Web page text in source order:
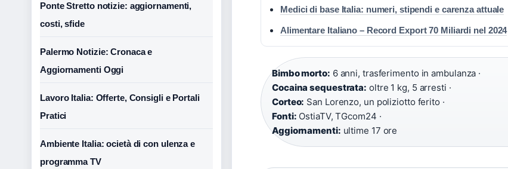
Medici di base Italia: numeri, stipendi e carenza attuale
Alimentare Italiano – Record Export 70 Miliardi nel 2024
Bimbo morto: 6 anni, trasferimento in ambulanza ·
Cocaina sequestrata: oltre 1 kg, 5 arresti ·
Corteo: San Lorenzo, un poliziotto ferito ·
Fonti: OstiaTV, TGcom24 ·
Aggiornamenti: ultime 17 ore
Ponte Stretto notizie: aggiornamenti,
costi, sfide
Palermo Notizie: Cronaca e
Aggiornamenti Oggi
Lavoro Italia: Offerte, Consigli e Portali
Pratici
Ambiente Italia: ocietà di con ulenza e
programma TV